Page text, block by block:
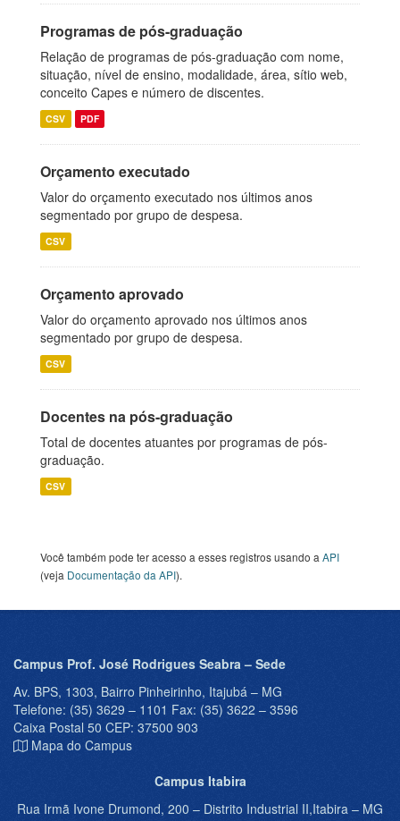
Programas de pós-graduação
Relação de programas de pós-graduação com nome,
situação, nível de ensino, modalidade, área, sítio web,
conceito Capes e número de discentes.
CSV PDF
Orçamento executado
Valor do orçamento executado nos últimos anos
segmentado por grupo de despesa.
CSV
Orçamento aprovado
Valor do orçamento aprovado nos últimos anos
segmentado por grupo de despesa.
CSV
Docentes na pós-graduação
Total de docentes atuantes por programas de pós-
graduação.
CSV
Você também pode ter acesso a esses registros usando a API
(veja Documentação da API).
Campus Prof. José Rodrigues Seabra – Sede
Av. BPS, 1303, Bairro Pinheirinho, Itajubá – MG
Telefone: (35) 3629 – 1101 Fax: (35) 3622 – 3596
Caixa Postal 50 CEP: 37500 903
Mapa do Campus
Campus Itabira
Rua Irmã Ivone Drumond, 200 – Distrito Industrial II,Itabira – MG